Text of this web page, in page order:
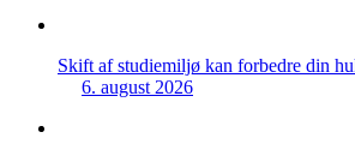
Skift af studiemiljø kan forbedre din
6. august 2026